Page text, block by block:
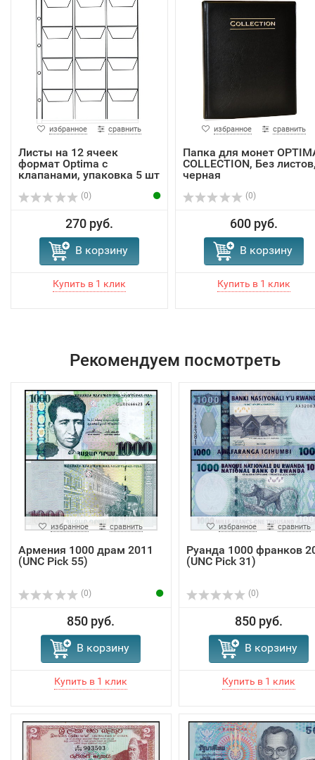
избранное сравнить
Листы на 12 ячеек
формат Optima с
клапанами, упаковка 5 шт
(0)
270 руб.
В корзину
избранное сравнить
Папка для монет
COLLECTION, Без
черная
(0)
600 руб.
В корзину
Рекомендуем посмотреть
избранное сравнить
Армения 1000 драм 2011
(UNC Pick 55)
(0)
850 руб.
В корзину
избранное сравнить
Руанда 1000 франков
(UNC Pick 31)
(0)
850 руб.
В корзину